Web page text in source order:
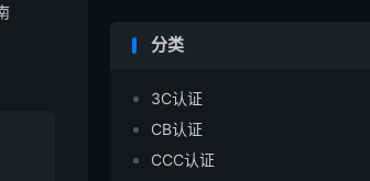
分类
3C认证
CB认证
CCC认证